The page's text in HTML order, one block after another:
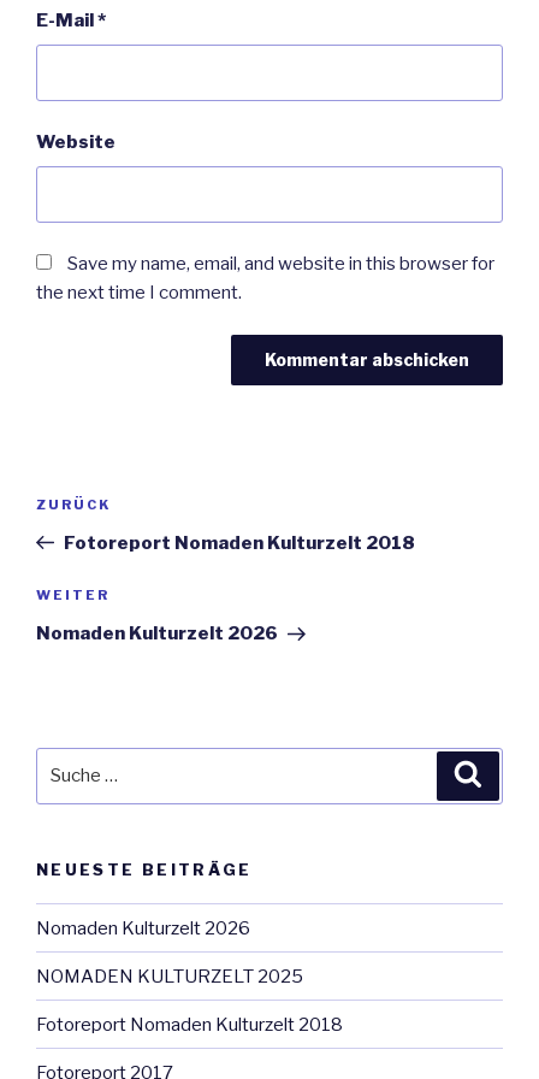
E-Mail*
Website
Save my name, email, and website in this browser for
the next time I comment.
Beitrags-
Vorheriger
Beitrag
ZURÜCK
Fotoreport Nomaden Kulturzelt 2018
Nächster
Beitrag
WEITER
Nomaden Kulturzelt 2026
NEUESTE BEITRÄGE
Nomaden Kulturzelt 2026
NOMADEN KULTURZELT 2025
Fotoreport Nomaden Kulturzelt 2018
Fotoreport 2017